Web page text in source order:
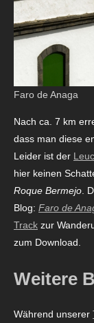
Faro de Anaga
Nach ca. 7 km
dass man diese
Leider ist der
hier keinen
Roque Bermejo .
Blog: Faro de
Track zur
zum Download.
Weitere
Während unserer